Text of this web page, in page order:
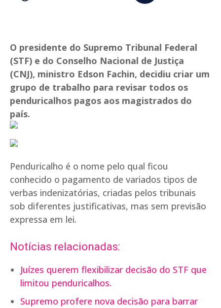
O presidente do Supremo Tribunal Federal
(STF) e do Conselho Nacional de Justiça
(CNJ), ministro Edson Fachin, decidiu criar um
grupo de trabalho para revisar todos os
penduricalhos pagos aos magistrados do
país.
Penduricalho é o nome pelo qual ficou
conhecido o pagamento de variados tipos de
verbas indenizatórias, criadas pelos tribunais
sob diferentes justificativas, mas sem previsão
expressa em lei.
Notícias relacionadas:
Juízes querem flexibilizar decisão do STF que
limitou penduricalhos.
Supremo profere nova decisão para barrar